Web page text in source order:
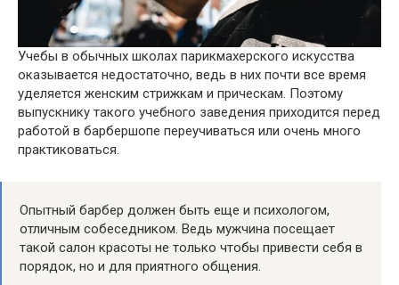
Учебы в обычных школах парикмахерского искусства
оказывается недостаточно, ведь в них почти все время
уделяется женским стрижкам и прическам. Поэтому
выпускнику такого учебного заведения приходится перед
работой в барбершопе переучиваться или очень много
практиковаться.
Опытный барбер должен быть еще и психологом,
отличным собеседником. Ведь мужчина посещает
такой салон красоты не только чтобы привести себя в
порядок, но и для приятного общения.